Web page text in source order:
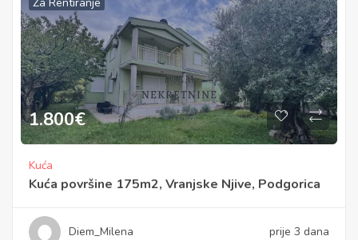
1.800€
Kuća
Kuća površine 175m2, Vranjske Njive, Podgorica
Diem_Milena prije 3 dana